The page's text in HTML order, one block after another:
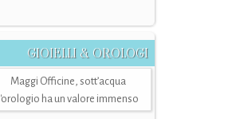
GIOIELLI & OROLOGI
Maggi Officine, sott’acqua
l'orologio ha un valore immenso